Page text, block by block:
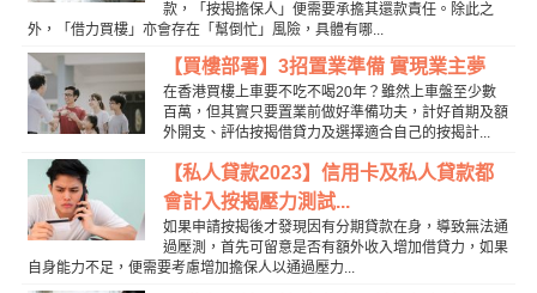
款，「按揭擔保人」便需要承擔其還款責任。除此之
外，「借力買樓」亦會存在「幫倒忙」風險，具體有哪...
【買樓部署】3招置業準備 實現業主夢
在香港買樓上車要不吃不喝20年？雖然上車盤至少數
百萬，但其實只要置業前做好準備功夫，計好首期及額
外開支、評估按揭借貸力及選擇適合自己的按揭計...
【私人貸款2023】信用卡及私人貸款都
會計入按揭壓力測試...
如果申請按揭後才發現因有分期貸款在身，導致無法通
過壓測，首先可留意是否有額外收入增加借貸力，如果
自身能力不足，便需要考慮增加擔保人以通過壓力...